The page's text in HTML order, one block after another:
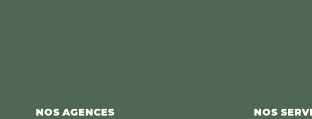
NOS AGENCES
NOS